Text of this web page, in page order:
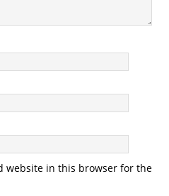
website in this browser for the